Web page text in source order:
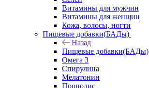
Витамины для мужчин
Витамины для женщин
Кожа, волосы, ногти
Пищевые добавки(БАДы)
Назад
Пищевые добавки(БАДы)
Омега 3
Спирулина
Мелатонин
Прополис